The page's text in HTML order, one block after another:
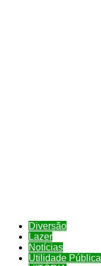
Diversão
Lazer
Notícias
Utilidade Pública